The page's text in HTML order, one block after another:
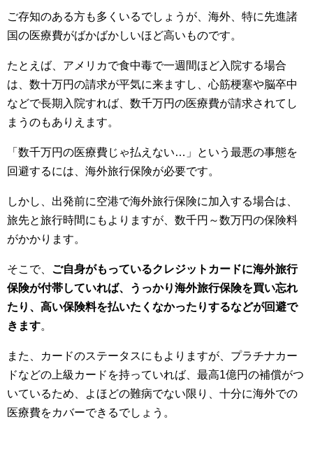
ご存知のある方も多くいるでしょうが、海外、特に先進諸
国の医療費がばかばかしいほど高いものです。
たとえば、アメリカで食中毒で一週間ほど入院する場合
は、数十万円の請求が平気に来ますし、心筋梗塞や脳卒中
などで長期入院すれば、数千万円の医療費が請求されてし
まうのもありえます。
「数千万円の医療費じゃ払えない…」という最悪の事態を
回避するには、海外旅行保険が必要です。
しかし、出発前に空港で海外旅行保険に加入する場合は、
旅先と旅行時間にもよりますが、数千円～数万円の保険料
がかかります。
そこで、 ご自身がもっているクレジットカードに海外旅行
保険が付帯していれば、うっかり海外旅行保険を買い忘れ
たり、高い保険料を払いたくなかったりするなどが回避で
きます。
また、カードのステータスにもよりますが、プラチナカー
ドなどの上級カードを持っていれば、最高1億円の補償がつ
いているため、よほどの難病でない限り、十分に海外での
医療費をカバーできるでしょう。